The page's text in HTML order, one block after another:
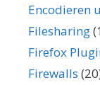
Encodieren
Filesharing
Firefox
Firewalls